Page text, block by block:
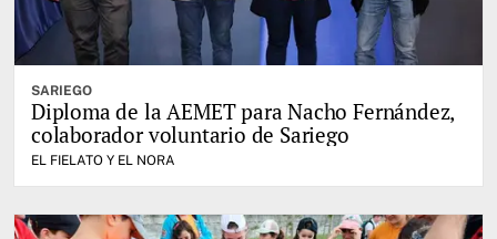
SARIEGO
Diploma de la AEMET para Nacho Fernández,
colaborador voluntario de Sariego
EL FIELATO Y EL NORA